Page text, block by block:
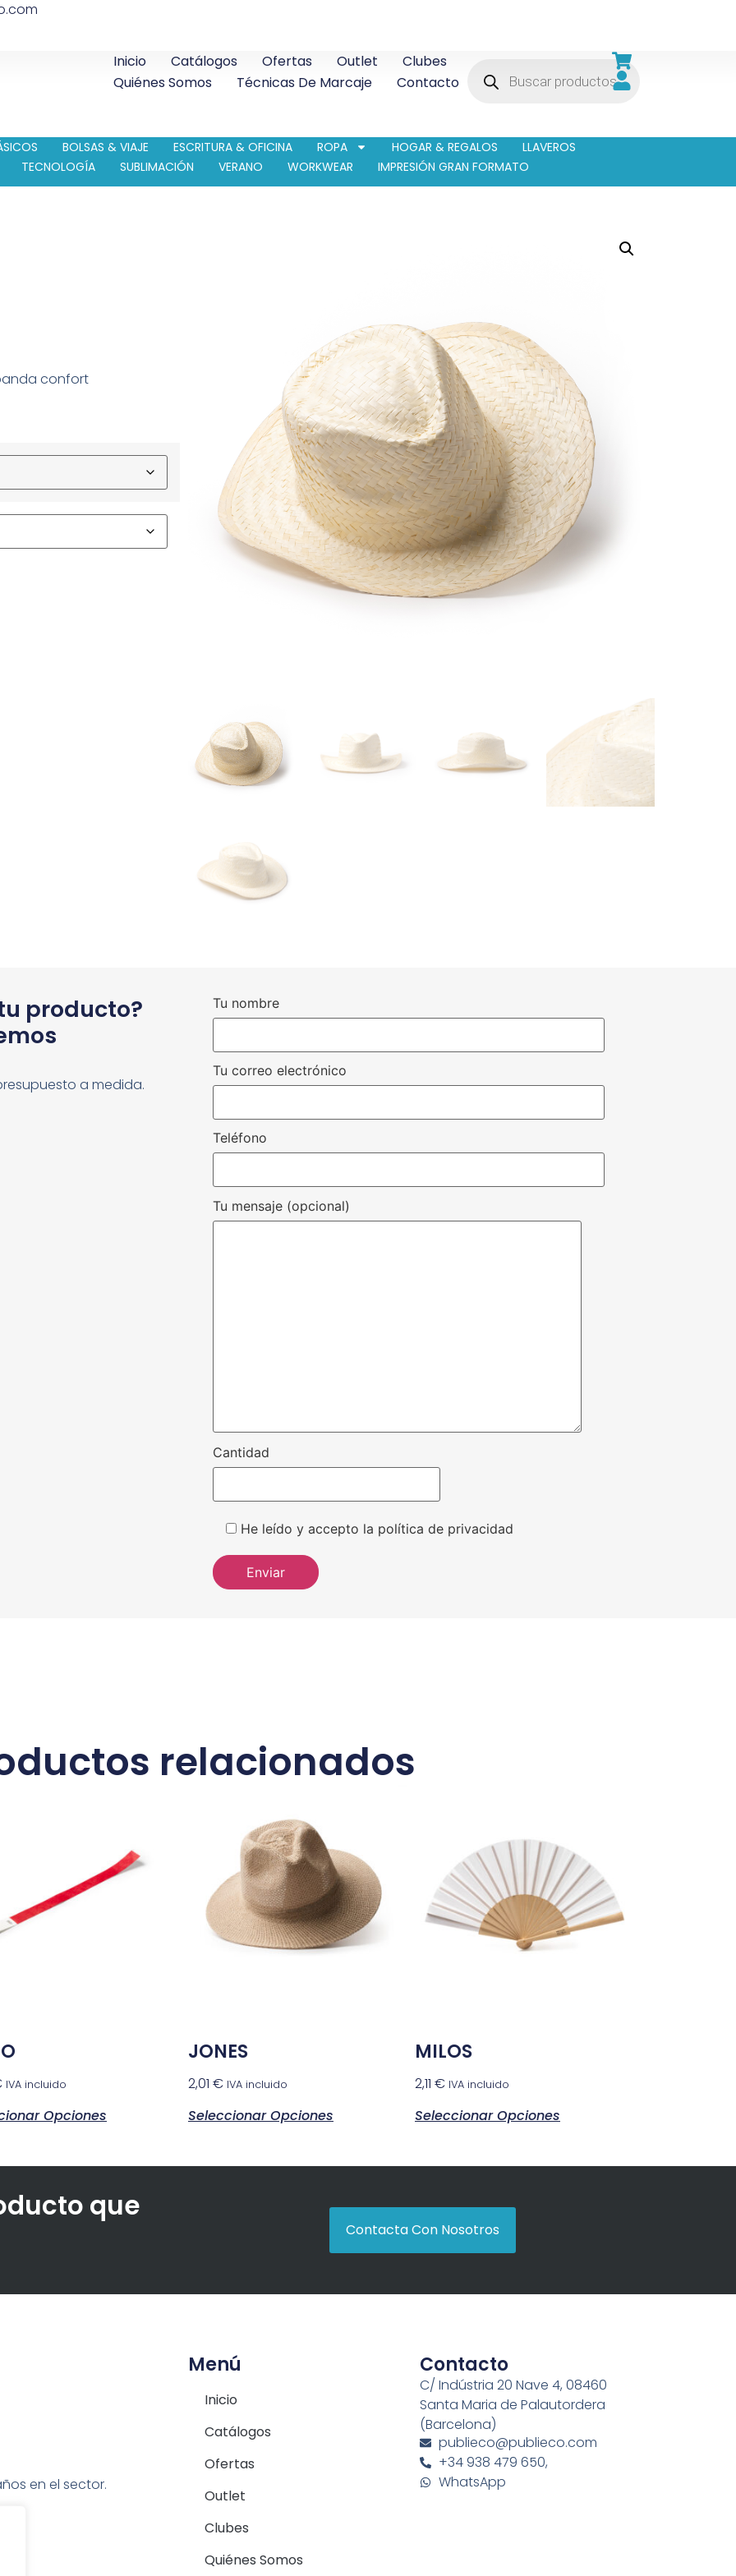
Inicio Catálogos Ofertas Outlet
Clubes
Quiénes Somos
Técnicas De Marcaje Contacto
BOLSAS & VIAJE ESCRITURA & OFICINA ROPA HOGAR & REGALOS
LLAVEROS
TECNOLOGÍA
SUBLIMACIÓN VERANO WORKWEAR IMPRESIÓN GRAN FORMATO
confort
producto?
a medida.
Tu nombre
Tu correo electrónico
Teléfono
Tu mensaje (opcional)
Cantidad
He leído y accepto la política de privacidad
relacionados
IVA incluido
Opciones
JONES
2,01 € IVA incluido
Seleccionar Opciones
MILOS
2,11 € IVA incluido
Seleccionar Opciones
que
Contacta Con Nosotros
en el sector.
Menú
Inicio
Catálogos
Ofertas
Outlet
Clubes
Quiénes Somos
Contacto
C/ Indústria 20 Nave 4, 08460
Santa Maria de Palautordera
(Barcelona)
publieco@publieco.com
+34 938 479 650,
WhatsApp